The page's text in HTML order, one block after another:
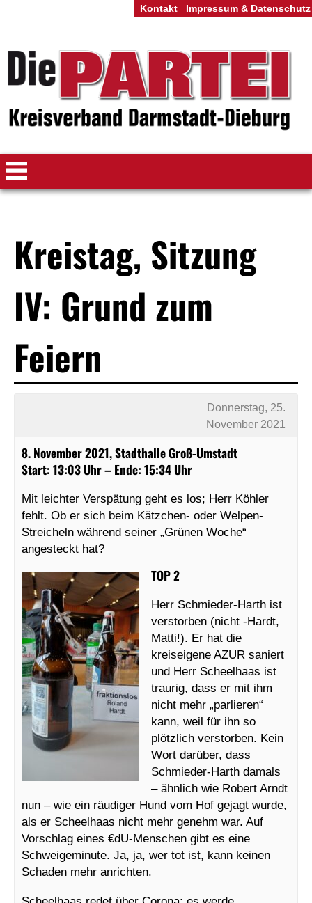
Kreistag, Sitzung
IV: Grund zum
Feiern
Donnerstag, 25.
November 2021
8. November 2021, Stadthalle Groß-Umstadt
Start: 13:03 Uhr – Ende: 15:34 Uhr
Mit leichter Verspätung geht es los; Herr Köhler
fehlt. Ob er sich beim Kätzchen- oder Welpen-
Streicheln während seiner „Grünen Woche“
angesteckt hat?
TOP 2
Herr Schmieder-Harth ist
verstorben (nicht -Hardt,
Matti!). Er hat die
kreiseigene AZUR saniert
und Herr Scheelhaas ist
traurig, dass er mit ihm
nicht mehr „parlieren“
kann, weil für ihn so
plötzlich verstorben. Kein
Wort darüber, dass
Schmieder-Harth damals
– ähnlich wie Robert Arndt
nun – wie ein räudiger Hund vom Hof gejagt wurde,
als er Scheelhaas nicht mehr genehm war. Auf
Vorschlag eines €dU-Menschen gibt es eine
Schweigeminute. Ja, ja, wer tot ist, kann keinen
Schaden mehr anrichten.
Kontakt Impressum & Datenschutz